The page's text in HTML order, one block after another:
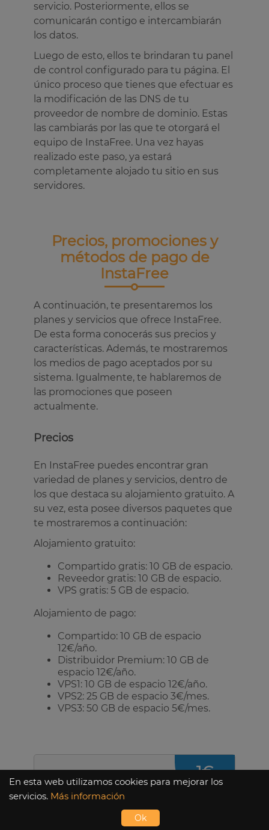
servicio. Posteriormente, ellos se
comunicarán contigo e intercambiarán
los datos.
Luego de esto, ellos te brindaran tu panel
de control configurado para tu página. El
único proceso que tienes que efectuar es
la modificación de las DNS de tu
proveedor de nombre de dominio. Estas
las cambiarás por las que te otorgará el
equipo de InstaFree. Una vez hayas
realizado este paso, ya estará
completamente alojado tu sitio en sus
servidores.
Precios, promociones y
métodos de pago de
InstaFree
A continuación, te presentaremos los
planes y servicios que ofrece InstaFree.
De esta forma conocerás sus precios y
características. Además, te mostraremos
los medios de pago aceptados por su
sistema. Igualmente, te hablaremos de
las promociones que poseen
actualmente.
Precios
En InstaFree puedes encontrar gran
variedad de planes y servicios, dentro de
los que destaca su alojamiento gratuito. A
su vez, esta posee diversos paquetes que
te mostraremos a continuación:
Alojamiento gratuito:
Compartido gratis: 10 GB de espacio.
Reveedor gratis: 10 GB de espacio.
VPS gratis: 5 GB de espacio.
Alojamiento de pago:
Compartido: 10 GB de espacio
12€/año.
Distribuidor Premium: 10 GB de
espacio 12€/año.
VPS1: 10 GB de espacio 12€/año.
VPS2: 25 GB de espacio 3€/mes.
VPS3: 50 GB de espacio 5€/mes.
Plan Compartido
1€
al mes
25 GB de almacenamiento.
En esta web utilizamos cookies para mejorar los
servicios. Más información
Ok